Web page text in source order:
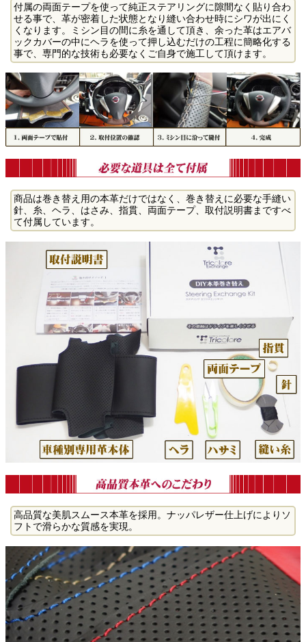
付属の両面テープを使って純正ステアリングに隙間なく貼り合わ
せる事で、革が密着した状態となり縫い合わせ時にシワが出にく
くなります。ミシン目の間に糸を通して頂き、余った革はエアバ
ックカバーの中にヘラを使って押し込むだけの工程に簡略化する
事で、専門的な技術も必要なくご自身で施工して頂けます。
商品は巻き替え用の本革だけではなく、巻き替えに必要な手縫い
針、糸、ヘラ、はさみ、指貫、両面テープ、取付説明書まですべ
て付属しています。
高品質な美肌スムース本革を採用。ナッパレザー仕上げによりソ
フトで滑らかな質感を実現。